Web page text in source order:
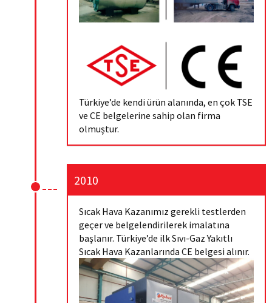
Türkiye’de kendi ürün alanında, en çok TSE
ve CE belgelerine sahip olan firma
olmuştur.
2010
Sıcak Hava Kazanımız gerekli testlerden
geçer ve belgelendirilerek imalatına
başlanır. Türkiye’de ilk Sıvı-Gaz Yakıtlı
Sıcak Hava Kazanlarında CE belgesi alınır.